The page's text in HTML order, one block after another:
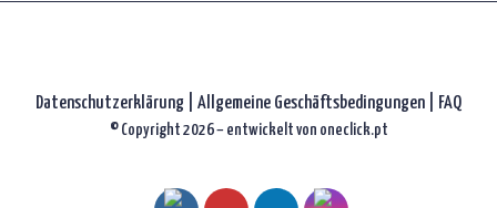
Datenschutzerklärung Allgemeine Geschäftsbedingungen | FAQ
© Copyright 2026 – entwickelt von oneclick.pt